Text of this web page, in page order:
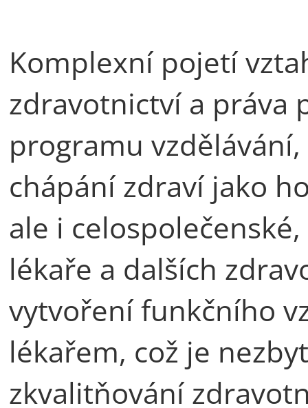
Komplexní pojetí
zdravotnictví a práva
programu
chápání zdraví jako
ale i
lékaře a dalších
vytvoření funkčního
lékařem, což je
zkvalitňování